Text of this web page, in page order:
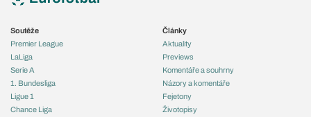
Soutěže
Premier League
LaLiga
Serie A
1. Bundesliga
Ligue 1
Chance Liga
Články
Aktuality
Previews
Komentáře a souhrny
Názory a komentáře
Fejetony
Životopisy